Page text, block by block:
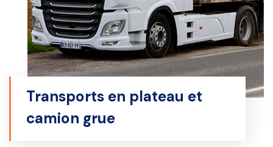
Transports en plateau et
camion grue